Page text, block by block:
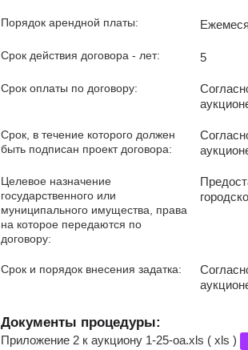
Порядок арендной платы:
Срок действия договора - лет: 5
Срок оплаты по договору:
Срок, в течение которого должен
быть подписан проект договора:
Целевое назначение
государственного или
муниципального имущества, права
на которое передаются по
договору:
Срок и порядок внесения задатка:
Документы процедуры:
Приложение 2 к аукциону 1-25-оа.xls ( xls )